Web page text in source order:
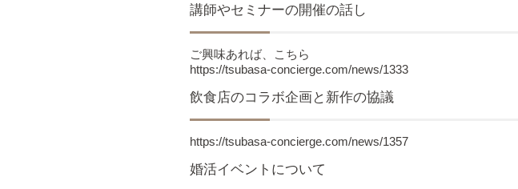
講師やセミナーの開催の話し
ご興味あれば、こちら
https://tsubasa-concierge.com/news/1333
飲食店のコラボ企画と新作の協議
https://tsubasa-concierge.com/news/1357
婚活イベントについて